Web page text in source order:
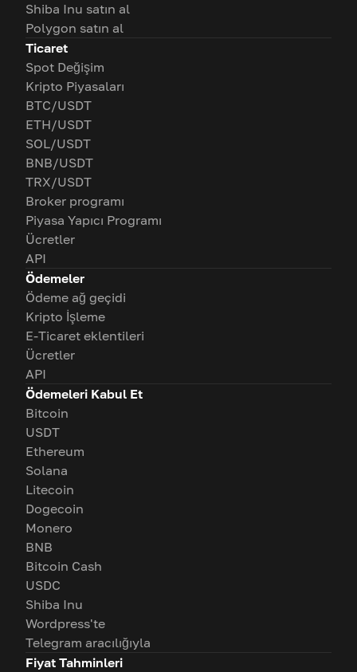
Shiba Inu satın al
Polygon satın al
Ticaret
Spot Değişim
Kripto Piyasaları
BTC/USDT
ETH/USDT
SOL/USDT
BNB/USDT
TRX/USDT
Broker programı
Piyasa Yapıcı Programı
Ücretler
API
Ödemeler
Ödeme ağ geçidi
Kripto İşleme
E-Ticaret eklentileri
Ücretler
API
Ödemeleri Kabul Et
Bitcoin
USDT
Ethereum
Solana
Litecoin
Dogecoin
Monero
BNB
Bitcoin Cash
USDC
Shiba Inu
Wordpress'te
Telegram aracılığıyla
Fiyat Tahminleri